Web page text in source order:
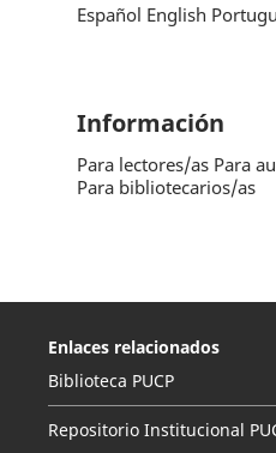
Español English
Información
Para lectores/as Para
Para bibliotecarios/as
Enlaces relacionados
Biblioteca PUCP
Repositorio Institucional